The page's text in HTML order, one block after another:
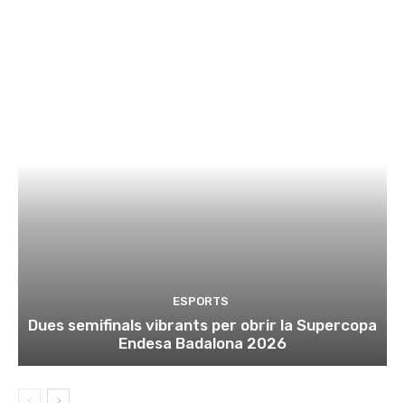
ESPORTS
Dues semifinals vibrants per obrir la Supercopa
Endesa Badalona 2026